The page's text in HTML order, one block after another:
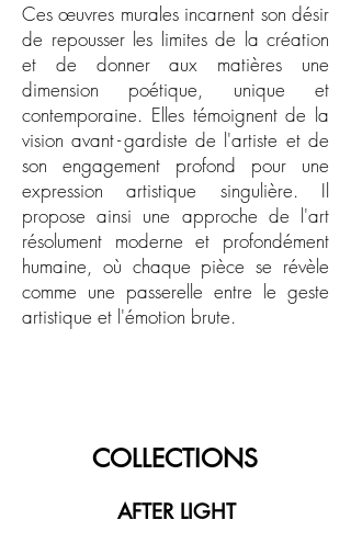
Ces œuvres murales incarnent son désir
de repousser les limites de la création
et de donner aux matières une
dimension poétique, unique et
contemporaine.​ Elles témoignent de la
vision avant-gardiste de l'artiste et de
son engagement profond pour une
expression artistique singulière. Il
propose ainsi une approche de l'art
résolument moderne et profondément
humaine, où chaque pièce se révèle
comme une passerelle entre le geste
artistique et l'émotion brute.
COLLECTIONS
AFTER LIGHT